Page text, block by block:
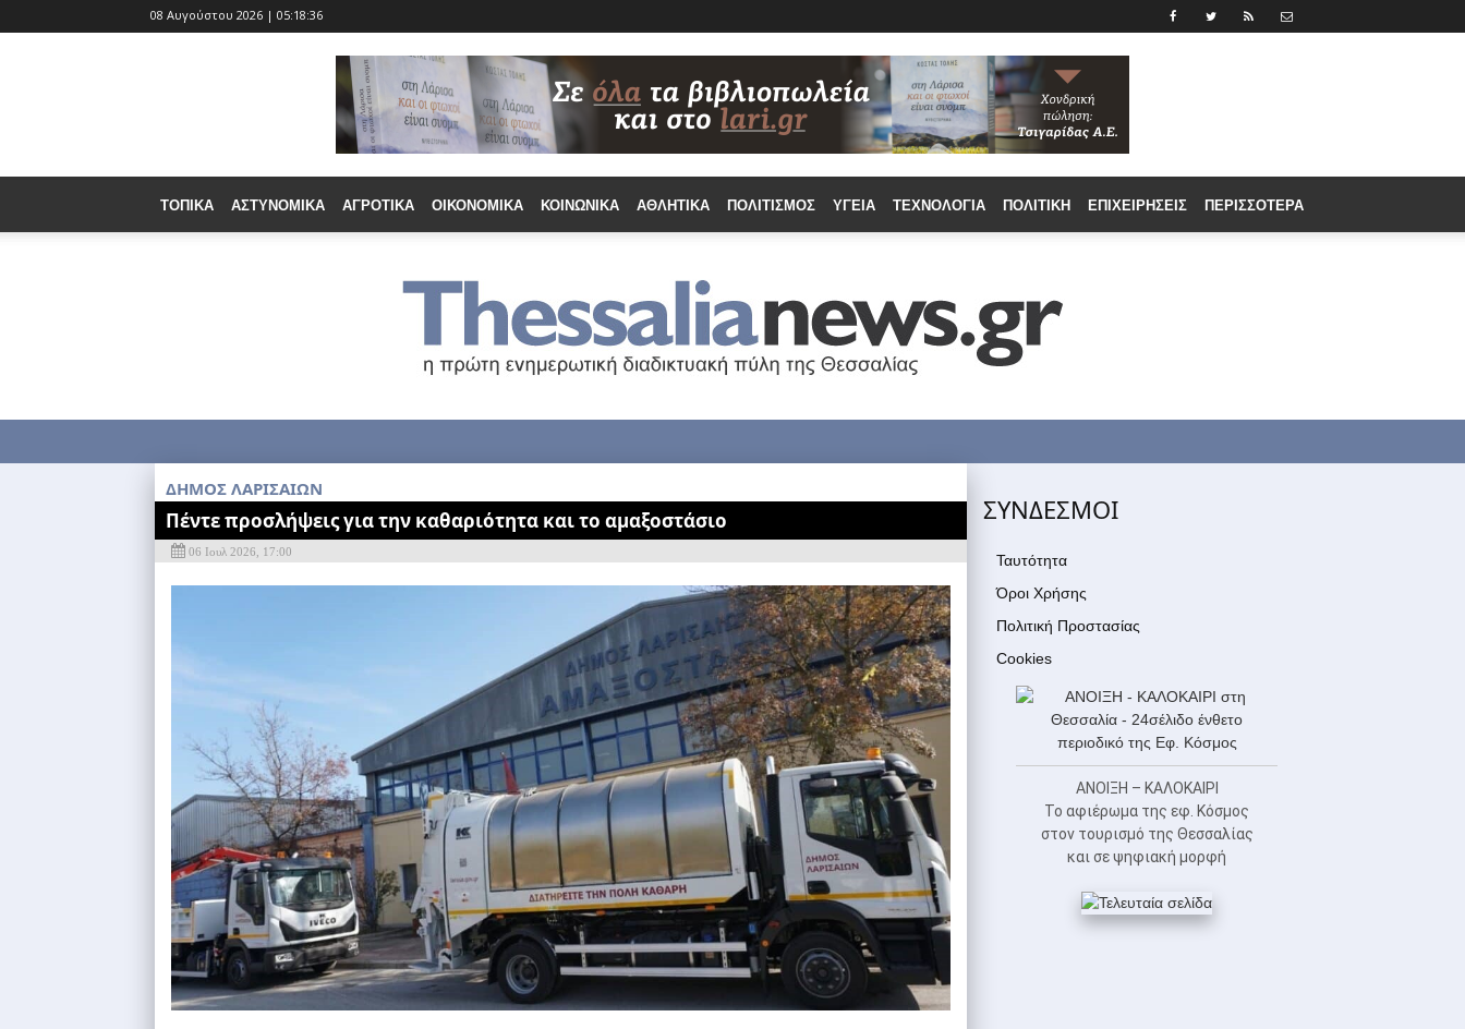
08 Αυγούστου 2026 | 05:18:38
ΤΟΠΙΚΆ ΑΣΤΥΝΟΜΙΚΆ ΑΓΡΟΤΙΚΆ ΟΙΚΟΝΟΜΙΚΆ ΚΟΙΝΩΝΙΚΆ ΑΘΛΗΤΙΚΆ ΠΟΛΙΤΙΣΜΌΣ ΥΓΕΊΑ ΤΕΧΝΟΛΟΓΊΑ ΠΟΛΙΤΙΚΉ ΕΠΙΧΕΙΡΉΣΕΙΣ ΠΕΡΙΣΣΟΤΕΡΑ
ΔΗΜΟΣ ΛΑΡΙΣΑΙΩΝ
Πέντε προσλήψεις για την καθαριότητα και το αμαξοστάσιο
06 Ιουλ 2026, 17:00
ΣΥΝΔΕΣΜΟΙ
Ταυτότητα
Όροι Χρήσης
Πολιτική Προστασίας
Cookies
ΑΝΟΙΞΗ – ΚΑΛΟΚΑΙΡΙ
Το αφιέρωμα της εφ. Κόσμος
στον τουρισμό της Θεσσαλίας
και σε ψηφιακή μορφή